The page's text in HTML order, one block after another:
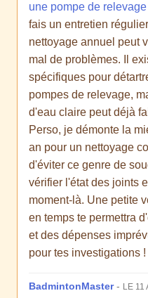
une pompe de
fais un entretien
nettoyage annuel peut
mal de problèmes. Il
spécifiques pour
pompes de relevage,
d'eau claire peut déjà
Perso, je démonte la
an pour un nettoyage
d'éviter ce genre de
vérifier l'état des joints
moment-là. Une petite
en temps te permettra
et des dépenses
pour tes investigations !
BadmintonMaster- LE 11